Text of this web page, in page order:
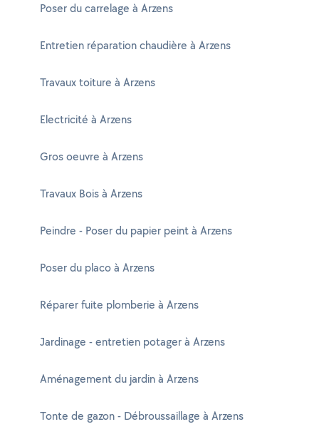
Poser du carrelage à Arzens
Entretien réparation chaudière à Arzens
Travaux toiture à Arzens
Electricité à Arzens
Gros oeuvre à Arzens
Travaux Bois à Arzens
Peindre - Poser du papier peint à Arzens
Poser du placo à Arzens
Réparer fuite plomberie à Arzens
Jardinage - entretien potager à Arzens
Aménagement du jardin à Arzens
Tonte de gazon - Débroussaillage à Arzens